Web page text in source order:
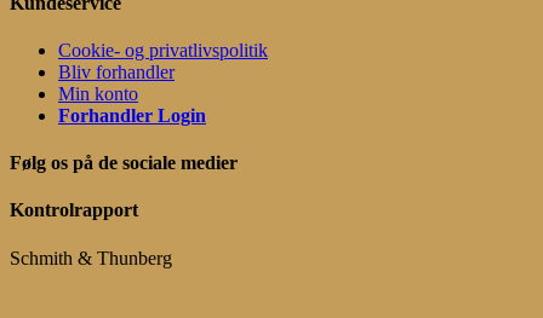
Cookie- og privatlivspolitik
Bliv forhandler
Min konto
Forhandler Login
Følg os på de sociale medier
Kontrolrapport
Schmith & Thunberg